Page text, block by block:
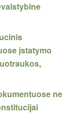
įstatymo
ne